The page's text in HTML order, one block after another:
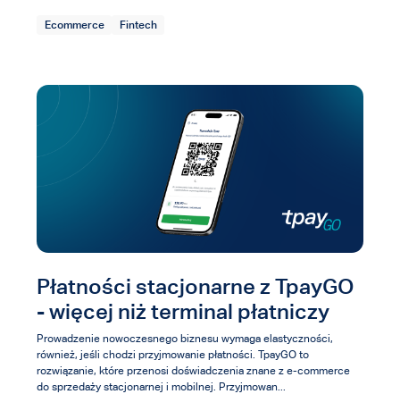
Ecommerce Fintech
Płatności stacjonarne z TpayGO
- więcej niż terminal płatniczy
Prowadzenie nowoczesnego biznesu wymaga elastyczności,
również, jeśli chodzi przyjmowanie płatności. TpayGO to
rozwiązanie, które przenosi doświadczenia znane z e-commerce
do sprzedaży stacjonarnej i mobilnej. Przyjmowan...